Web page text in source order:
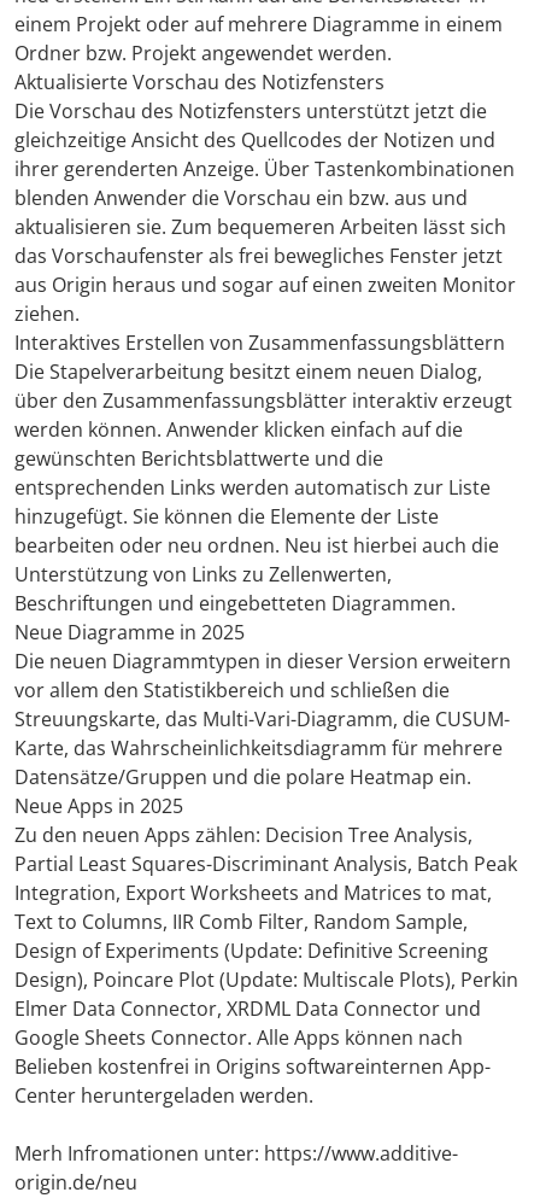
einem Projekt oder auf mehrere Diagramme in einem
Ordner bzw. Projekt angewendet werden.
Aktualisierte Vorschau des Notizfensters
Die Vorschau des Notizfensters unterstützt jetzt die
gleichzeitige Ansicht des Quellcodes der Notizen und
ihrer gerenderten Anzeige. Über Tastenkombinationen
blenden Anwender die Vorschau ein bzw. aus und
aktualisieren sie. Zum bequemeren Arbeiten lässt sich
das Vorschaufenster als frei bewegliches Fenster jetzt
aus Origin heraus und sogar auf einen zweiten Monitor
ziehen.
Interaktives Erstellen von Zusammenfassungsblättern
Die Stapelverarbeitung besitzt einem neuen Dialog,
über den Zusammenfassungsblätter interaktiv erzeugt
werden können. Anwender klicken einfach auf die
gewünschten Berichtsblattwerte und die
entsprechenden Links werden automatisch zur Liste
hinzugefügt. Sie können die Elemente der Liste
bearbeiten oder neu ordnen. Neu ist hierbei auch die
Unterstützung von Links zu Zellenwerten,
Beschriftungen und eingebetteten Diagrammen.
Neue Diagramme in 2025
Die neuen Diagrammtypen in dieser Version erweitern
vor allem den Statistikbereich und schließen die
Streuungskarte, das Multi-Vari-Diagramm, die CUSUM-
Karte, das Wahrscheinlichkeitsdiagramm für mehrere
Datensätze/Gruppen und die polare Heatmap ein.
Neue Apps in 2025
Zu den neuen Apps zählen: Decision Tree Analysis,
Partial Least Squares-Discriminant Analysis, Batch Peak
Integration, Export Worksheets and Matrices to mat,
Text to Columns, IIR Comb Filter, Random Sample,
Design of Experiments (Update: Definitive Screening
Design), Poincare Plot (Update: Multiscale Plots), Perkin
Elmer Data Connector, XRDML Data Connector und
Google Sheets Connector. Alle Apps können nach
Belieben kostenfrei in Origins softwareinternen App-
Center heruntergeladen werden.
Merh Infromationen unter: https://www.additive-
origin.de/neu